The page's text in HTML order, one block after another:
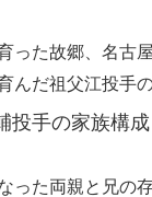
った故郷、名古
んだ祖父江投手
投手の家族構
った両親と兄の